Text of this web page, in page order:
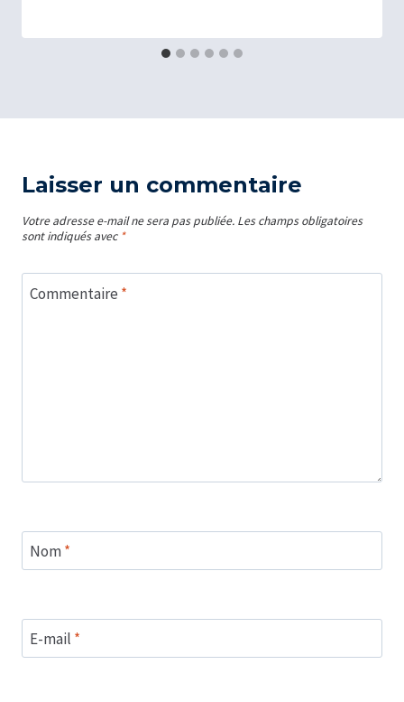
Laisser un commentaire
Votre adresse e-mail ne sera pas publiée. Les champs obligatoires
sont indiqués avec *
Commentaire *
Nom*
E-mail *